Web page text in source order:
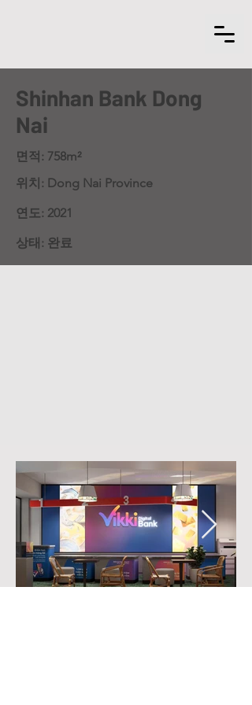
Shinhan Bank Dong
Nai
면적: 758m²
위치: Dong Nai Province
연도: 2021
상태: 완료